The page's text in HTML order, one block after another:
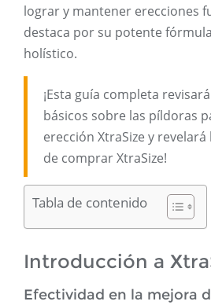
lograr y mantener erecciones
destaca por su potente
holístico.
¡Esta guía completa
básicos sobre las píldoras
erección XtraSize y
de comprar XtraSize!
Tabla de contenido
Introducción a
Efectividad en la mejora